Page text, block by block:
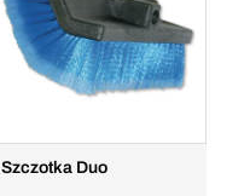
Szczotka Duo